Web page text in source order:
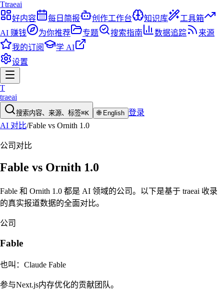
Ttraeai
好内容
每日简报 创作工作台 知识库
工具箱
AI 赚钱
为你推荐 专题 搜索指南 数据追踪
来源
我的订阅
学 AI
设置
T
traeai
搜索内容、来源、标签⌘K 🌐 English 登录
AI 对比/Fable vs Ornith 1.0
公司 对比
Fable vs Ornith 1.0
Fable 和 Ornith 1.0 都是 AI 领域的公司。以下是基于 traeai 收录
的真实报道数据的全面对比。
公司
Fable
也叫： Claude Fable
参与Next.js内存优化的贡献团队。